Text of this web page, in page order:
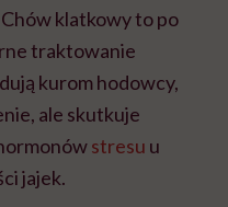
klatkowy to po
traktowanie
kurom hodowcy,
ale skutkuje
stresu u
jajek.